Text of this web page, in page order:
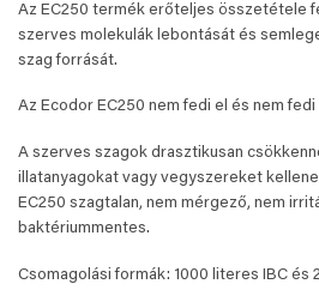
Az EC250 termék erőteljes összetétele
szerves molekulák lebontását és
szag forrását.
Az Ecodor EC250 nem fedi el és nem
A szerves szagok drasztikusan
illatanyagokat vagy vegyszereket
EC250 szagtalan, nem mérgező, nem
baktériummentes.
Csomagolási formák: 1000 literes IBC és